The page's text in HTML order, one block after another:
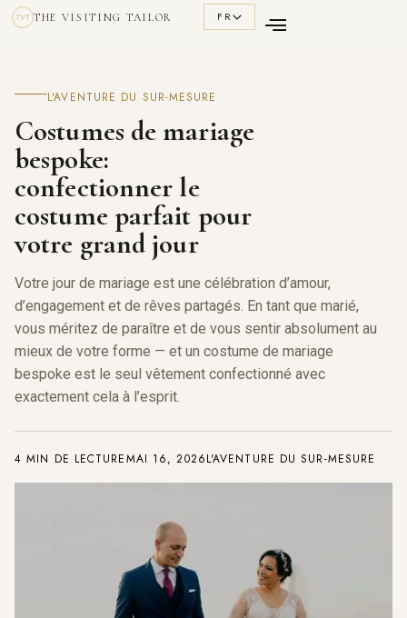
TVT THE VISITING TAILOR FR
L'AVENTURE DU SUR-MESURE
Costumes de mariage
bespoke:
confectionner le
costume parfait pour
votre grand jour
Votre jour de mariage est une célébration d’amour,
d’engagement et de rêves partagés. En tant que marié,
vous méritez de paraître et de vous sentir absolument au
mieux de votre forme — et un costume de mariage
bespoke est le seul vêtement confectionné avec
exactement cela à l’esprit.
4 MIN DE LECTUREMAI 16, 2026L'AVENTURE DU SUR-MESURE